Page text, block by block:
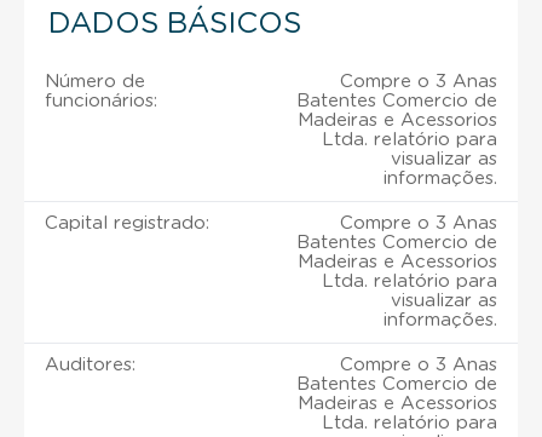
DADOS BÁSICOS
Número de
funcionários:
Compre o 3 Anas
Batentes Comercio de
Madeiras e Acessorios
Ltda. relatório para
visualizar as
informações.
Capital registrado:
Compre o 3 Anas
Batentes Comercio de
Madeiras e Acessorios
Ltda. relatório para
visualizar as
informações.
Auditores:
Compre o 3 Anas
Batentes Comercio de
Madeiras e Acessorios
Ltda. relatório para